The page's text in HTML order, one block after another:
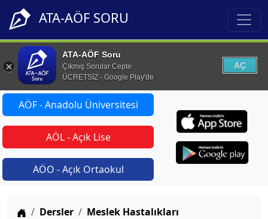
ATA-AÖF SORU
ATA-AÖF Soru
Çıkmış Sorular Cepte
ÜCRETSİZ - Google Play'de
AÇ
AÖF - Anadolu Üniversitesi
AÖL - Açık Lise
AÖO - Açık Ortaokul
Anasayfa
Dersler
Meslek Hastalıkları